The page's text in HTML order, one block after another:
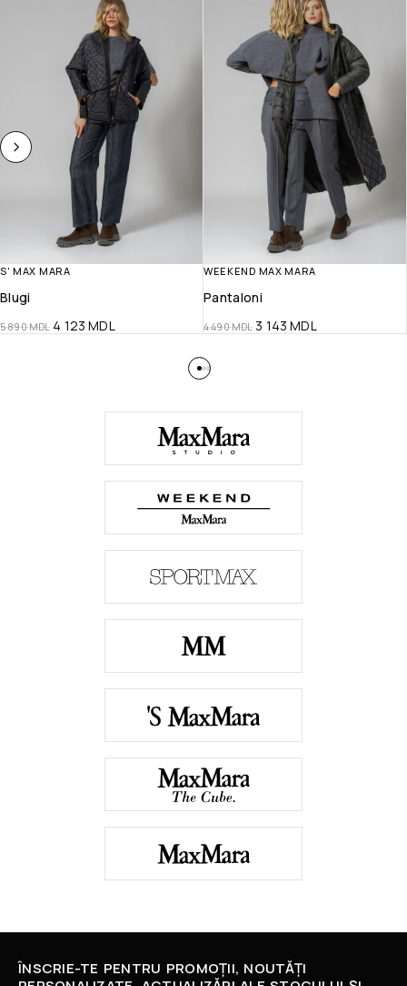
S' MAX MARA
Blugi
5 890MDL 4 123MDL
WEEKEND MAX MARA
Pantaloni
4 490MDL 3 143MDL
ÎNSCRIE-TE PENTRU PROMOȚII, NOUTĂȚI